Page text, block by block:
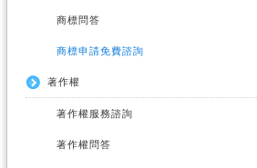
商標問答
商標申請免費諮詢
著作權
著作權服務諮詢
著作權問答